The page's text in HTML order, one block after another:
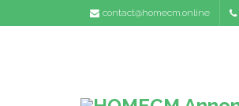
contact@homecm.online